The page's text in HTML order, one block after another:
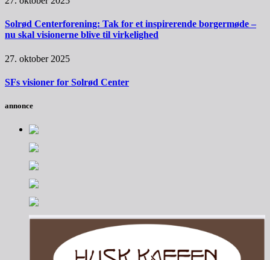
Solrød Centerforening: Tak for et inspirerende borgermøde –
nu skal visionerne blive til virkelighed
27. oktober 2025
SFs visioner for Solrød Center
annonce